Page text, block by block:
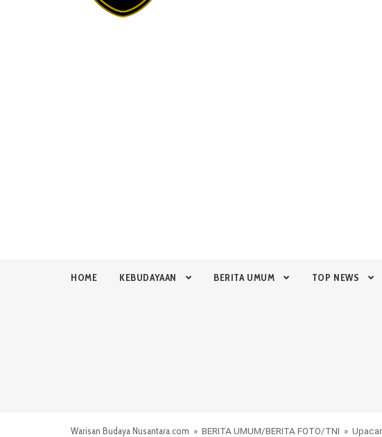
HOME KEBUDAYAAN BERITA UMUM TOP NEWS
Warisan Budaya Nusantara.com » BERITA UMUM/BERITA FOTO/TNI »